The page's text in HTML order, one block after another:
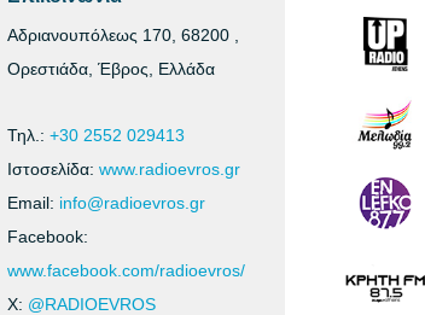
Αδριανουπόλεως 170, 68200 ,
Ορεστιάδα, Έβρος, Ελλάδα
Τηλ.: +30 2552 029413
Ιστοσελίδα: www.radioevros.gr
Email: info@radioevros.gr
Facebook:
www.facebook.com/radioevros/
X: @RADIOEVROS